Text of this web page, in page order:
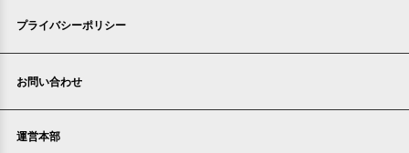
階数 1階
保証人不要・代行
運営本部
石川県金沢市西念4-24-21